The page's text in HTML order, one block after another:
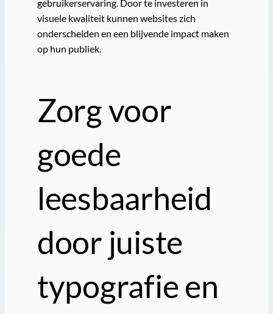
gebruikerservaring. Door te investeren in
visuele kwaliteit kunnen websites zich
onderscheiden en een blijvende impact maken
op hun publiek.
Zorg voor
goede
leesbaarheid
door juiste
typografie en